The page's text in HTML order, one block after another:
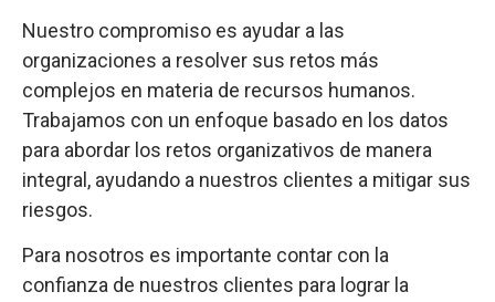
Nuestro compromiso es ayudar a las
organizaciones a resolver sus retos más
complejos en materia de recursos humanos.
Trabajamos con un enfoque basado en los datos
para abordar los retos organizativos de manera
integral, ayudando a nuestros clientes a mitigar sus
riesgos.
Para nosotros es importante contar con la
confianza de nuestros clientes para lograr la